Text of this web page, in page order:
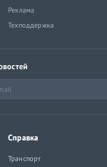
Реклама
Техподдержка
Справка
Транспорт